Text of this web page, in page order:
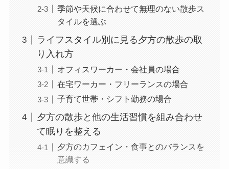
季節や天候に合わせて無理のない散歩ス
タイルを選ぶ
ライフスタイル別に見る夕方の散歩の取
り入れ方
オフィスワーカー・会社員の場合
在宅ワーカー・フリーランスの場合
子育て世帯・シフト勤務の場合
夕方の散歩と他の生活習慣を組み合わせ
て眠りを整える
夕方のカフェイン・食事とのバランスを
意識する